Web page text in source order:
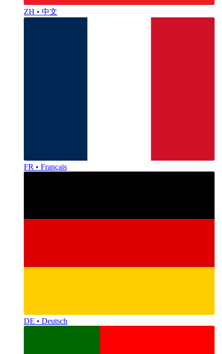
ZH • 中文
FR • Français
DE • Deutsch